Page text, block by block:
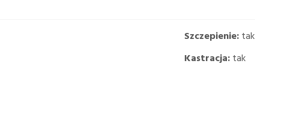
Szczepienie:tak
Kastracja:tak